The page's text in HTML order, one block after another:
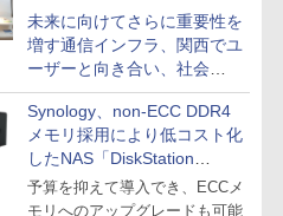
未来に向けてさらに重要性を
増す通信インフラ、関西でユ
ーザーと向き合い、社会
の“あたらしい”を起動し続け
る～オプテージ
Synology、non-ECC DDR4
メモリ採用により低コスト化
したNAS「DiskStation
neo+」シリーズ
予算を抑えて導入でき、ECCメ
モリへのアップグレードも可能